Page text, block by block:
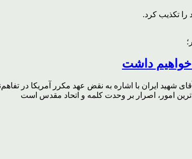
را تکذیب کرد.
داشت
ایران با اشاره به نقض عهد مکرر آمریکا در
امور، اصرار بر وحدت کلمه و اتحاد مقدس است